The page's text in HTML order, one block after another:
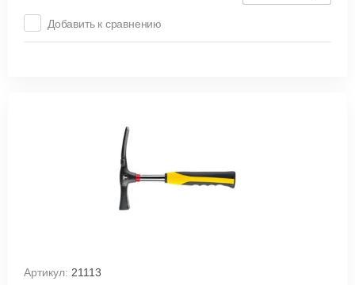
Добавить к сравнению
Артикул: 21113